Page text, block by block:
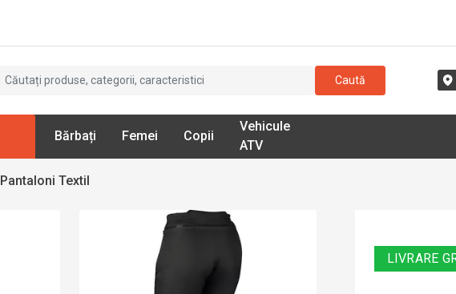
Caută
Bărbați Femei Copii
Vehicule
ATV
Pantaloni Textil
LIVRARE